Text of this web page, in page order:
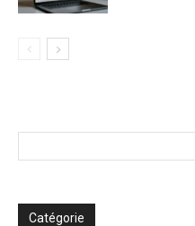
Catégorie